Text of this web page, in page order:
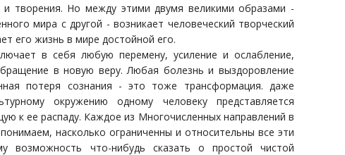
творения. Но между этими двумя великими образами -
мира с другой - возникает человеческий творческий
его жизнь в мире достойной его.
в себя любую перемену, усиление и ослабление,
в новую веру. Любая болезнь и выздоровление
потеря сознания - это тоже трансформация. даже
окружению одному человеку представляется
к ее распаду. Каждое из Многочисленных направлений в
насколько ограниченны и относительны все эти
возможность что-нибудь сказать о простой чистой